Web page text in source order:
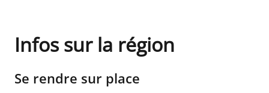
Infos sur la région
Se rendre sur place